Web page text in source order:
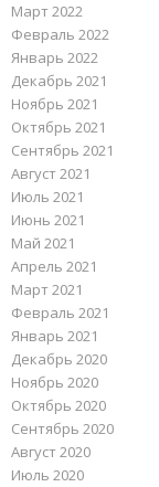
Март 2022
Февраль 2022
Январь 2022
Декабрь 2021
Ноябрь 2021
Октябрь 2021
Сентябрь 2021
Август 2021
Июль 2021
Июнь 2021
Май 2021
Апрель 2021
Март 2021
Февраль 2021
Январь 2021
Декабрь 2020
Ноябрь 2020
Октябрь 2020
Сентябрь 2020
Август 2020
Июль 2020